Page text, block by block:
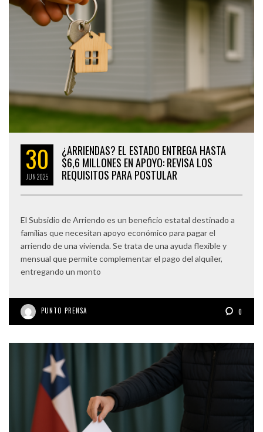
30
JUN2025
¿ARRIENDAS? EL ESTADO ENTREGA HASTA
$6,6 MILLONES EN APOYO: REVISA LOS
REQUISITOS PARA POSTULAR
El Subsidio de Arriendo es un beneficio estatal destinado a
familias que necesitan apoyo económico para pagar el
arriendo de una vivienda. Se trata de una ayuda flexible y
mensual que permite complementar el pago del alquiler,
entregando un monto
PUNTO PRENSA 0